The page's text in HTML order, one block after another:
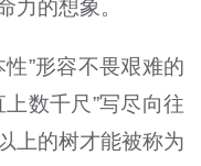
力的想象。
”形容不畏艰难的
数千尺”写尽向往
上的树才能被称为